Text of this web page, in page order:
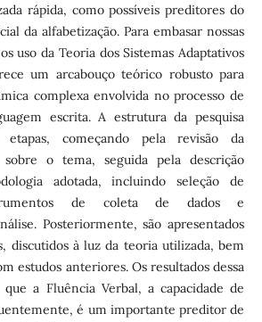
rápida, como possíveis preditores do
da alfabetização. Para embasar nossas
uso da Teoria dos Sistemas Adaptativos
um arcabouço teórico robusto para
complexa envolvida no processo de
escrita. A estrutura da pesquisa
etapas, começando pela revisão da
o tema, seguida pela descrição
adotada, incluindo seleção de
de coleta de dados e
Posteriormente, são apresentados
discutidos à luz da teoria utilizada, bem
estudos anteriores. Os resultados dessa
que a Fluência Verbal, a capacidade de
é um importante preditor de